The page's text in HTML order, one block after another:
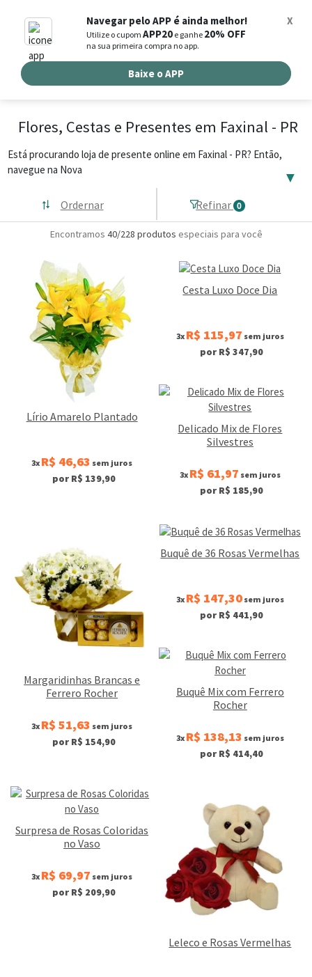
Navegar pelo APP é ainda melhor!
Utilize o cupomAPP20 e ganhe 20% OFF
na sua primeira compra no app.
X
Baixe o APP
Busca de produtos
Buscar por endereço de entrega
Flores, Cestas e Presentes em Faxinal - PR
Está procurando loja de presente online em Faxinal - PR? Então,
navegue na Nova
▼
Refinar 0
Ordernar
Encontramos 40/228 produtos especiais para você
Lírio Amarelo Plantado
3x R$ 46,63 sem juros
por R$ 139,90
Cesta Luxo Doce Dia
3x R$ 115,97 sem juros
por R$ 347,90
Delicado Mix de Flores
Silvestres
3x R$ 61,97 sem juros
por R$ 185,90
Margaridinhas Brancas e
Ferrero Rocher
3x R$ 51,63 sem juros
por R$ 154,90
Buquê de 36 Rosas Vermelhas
3x R$ 147,30sem juros
por R$ 441,90
Buquê Mix com Ferrero
Rocher
3x R$ 138,13 sem juros
por R$ 414,40
Surpresa de Rosas Coloridas
no Vaso
3x R$ 69,97 sem juros
por R$ 209,90
Leleco e Rosas Vermelhas